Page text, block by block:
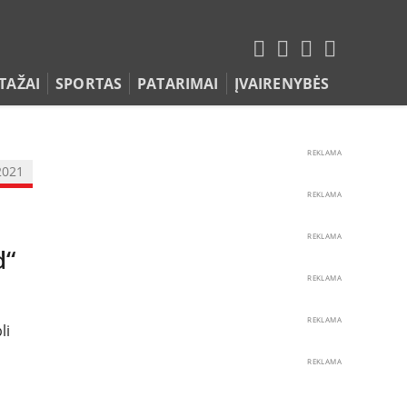
SPORTAS PATARIMAI ĮVAIRENYBĖS
REKLAMA
REKLAMA
REKLAMA
REKLAMA
REKLAMA
REKLAMA